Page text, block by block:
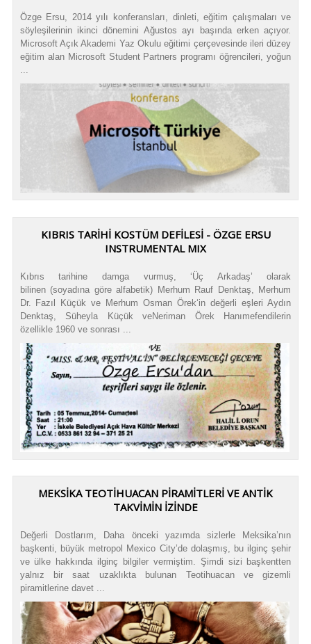
Özge Ersu, 2014 yılı konferansları, dinleti, eğitim çalışmaları ve
söyleşilerinin ikinci dönemini Ağustos ayı başında erken açıyor.
Microsoft Açık Akademi Yaz Okulu eğitimi çerçevesinde ileri düzey
eğitim alan Microsoft Student Partners programı öğrencileri, yoğun
...
KIBRIS TARİHİ KOSTÜM DEFİLESİ - ÖZGE ERSU
INSTRUMENTAL MIX
Kıbrıs tarihine damga vurmuş, ‘Üç Arkadaş’ olarak
bilinen (soyadına göre alfabetik) Merhum Rauf Denktaş, Merhum
Dr. Fazıl Küçük ve Merhum Osman Örek‘in değerli eşleri Aydın
Denktaş, Süheyla Küçük veNeriman Örek Hanımefendilerin
özellikle 1960 ve sonrası ...
MEKSIKA TEOTIHUACAN PIRAMITLERI VE ANTIK
TAKVIMIN İZINDE
Değerli Dostlarım, Daha önceki yazımda sizlerle Meksika’nın
başkenti, büyük metropol Mexico City’de dolaşmış, bu ilginç şehir
ve ülke hakkında ilginç bilgiler vermiştim. Şimdi sizi başkentten
yalnız bir saat uzaklıkta bulunan Teotihuacan ve gizemli
piramitlerine davet ...